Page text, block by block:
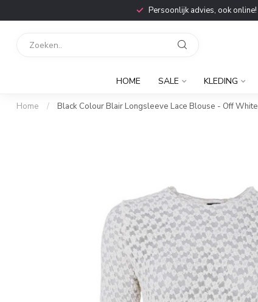
Persoonlijk advies, ook online!
HOME SALE KLEDING
Home / Black Colour Blair Longsleeve Lace Blouse - Off White